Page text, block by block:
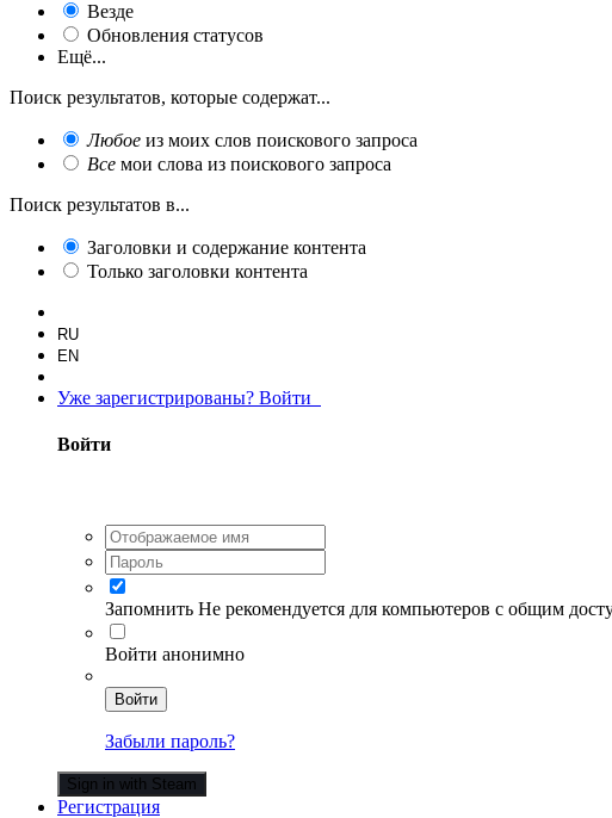
Везде
Обновления статусов
Ещё...
Поиск результатов, которые содержат...
Любое из моих слов поискового запроса
Все мои слова из поискового запроса
Поиск результатов в...
Заголовки и содержание контента
Только заголовки контента
RU
EN
Уже зарегистрированы? Войти
Войти
Запомнить Не рекомендуется для компьютеров с общим
Войти анонимно
Войти
Забыли пароль?
Sign in with Steam
Регистрация